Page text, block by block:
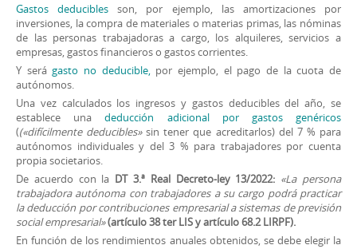
Gastos deduciblesson, por ejemplo, las amortizaciones por
inversiones, la compra de materiales o materias primas, las nóminas
de las personas trabajadoras a cargo, los alquileres, servicios a
empresas, gastos financieros o gastos corrientes.
Y serágasto no deducible,por ejemplo, el pago de la cuota de
autónomos.
Una vez calculados los ingresos y gastos deducibles del año, se
establece unadeducción adicional por gastos genéricos
((«difícilmente deducibles»sin tener que acreditarlos) del 7 % para
autónomos individuales y del 3 % para trabajadores por cuenta
propia societarios.
De acuerdo con la DT 3.ª Real Decreto-ley 13/2022: «La persona
trabajadora autónoma con trabajadores a su cargo podrá practicar
la deducción por contribuciones empresarial a sistemas de previsión
social empresarial»(artículo 38 ter LIS y artículo 68.2 LIRPF).
En función de los rendimientos anuales obtenidos, se debe elegir la